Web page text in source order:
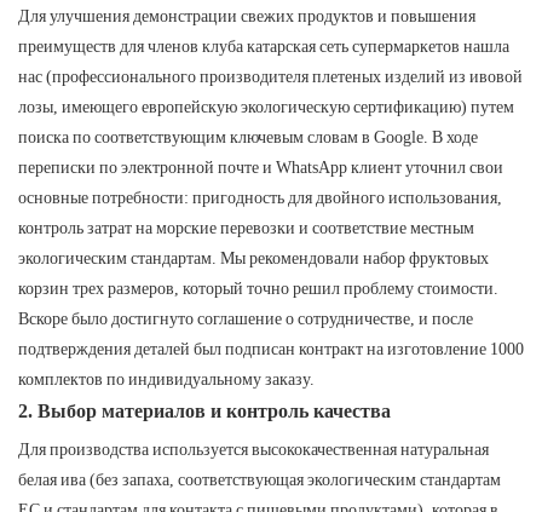
Для улучшения демонстрации свежих продуктов и повышения
преимуществ для членов клуба катарская сеть супермаркетов нашла
нас (профессионального производителя плетеных изделий из ивовой
лозы, имеющего европейскую экологическую сертификацию) путем
поиска по соответствующим ключевым словам в Google. В ходе
переписки по электронной почте и WhatsApp клиент уточнил свои
основные потребности: пригодность для двойного использования,
контроль затрат на морские перевозки и соответствие местным
экологическим стандартам. Мы рекомендовали набор фруктовых
корзин трех размеров, который точно решил проблему стоимости.
Вскоре было достигнуто соглашение о сотрудничестве, и после
подтверждения деталей был подписан контракт на изготовление 1000
комплектов по индивидуальному заказу.
2. Выбор материалов и контроль качества
Для производства используется высококачественная натуральная
белая ива (без запаха, соответствующая экологическим стандартам